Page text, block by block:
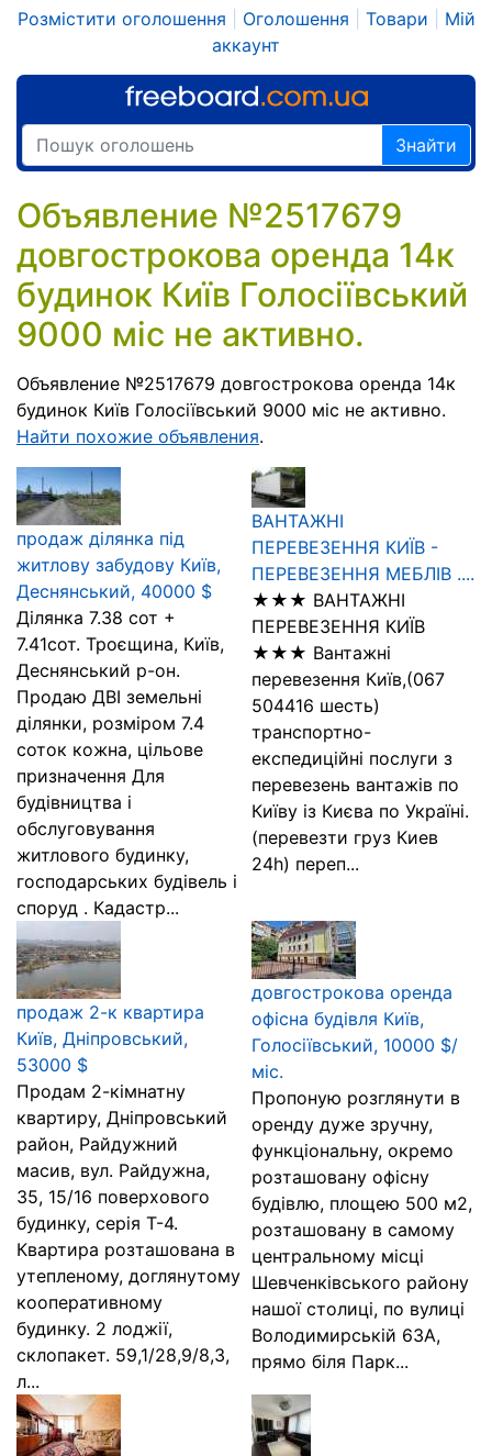
Розмістити оголошення Оголошення Товари
Мій
аккаунт
Знайти
Объявление №2517679
довгострокова оренда 14к
будинок Київ Голосіївський
9000 міс не активно.
Объявление №2517679 довгострокова оренда 14к
будинок Київ Голосіївський 9000 міс не активно.
Найти похожие объявления.
продаж ділянка під
житлову забудову Київ,
Деснянський, 40000 $
Ділянка 7.38 сот +
7.41сот. Троєщина, Київ,
Деснянський р-он.
Продаю ДВІ земельні
ділянки, розміром 7.4
соток кожна, цільове
призначення Для
будівництва і
обслуговування
житлового будинку,
господарських будівель і
споруд . Кадастр...
ВАНТАЖНІ
ПЕРЕВЕЗЕННЯ КИЇВ -
ПЕРЕВЕЗЕННЯ МЕБЛІВ ....
★★★ ВАНТАЖНІ
ПЕРЕВЕЗЕННЯ КИЇВ
★★★ Вантажні
перевезення Київ,(067
504416 шесть)
транспортно-
експедиційні послуги з
перевезень вантажів по
Київу із Києва по Україні.
(перевезти груз Киев
24h) переп...
продаж 2-к квартира
Київ, Дніпровський,
53000 $
Продам 2-кімнатну
квартиру, Дніпровський
район, Райдужний
масив, вул. Райдужна,
35, 15/16 поверхового
будинку, серія Т-4.
Квартира розташована в
утепленому, доглянутому
кооперативному
будинку. 2 лоджії,
склопакет. 59,1/28,9/8,3,
л...
довгострокова оренда
офісна будівля Київ,
Голосіївський, 10000 $/
міс.
Пропоную розглянути в
оренду дуже зручну,
функціональну, окремо
розташовану офісну
будівлю, площею 500 м2,
розташовану в самому
центральному місці
Шевченківського району
нашої столиці, по вулиці
Володимирській 63А,
прямо біля Парк...